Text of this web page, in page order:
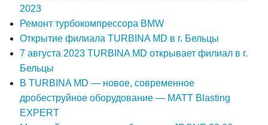
2023
Ремонт турбокомпрессора BMW
Открытие филиала TURBINA MD в г. Бельцы
7 августа 2023 TURBINA MD открывает филиал в г.
Бельцы
В TURBINA MD — новое, современное
дробеструйное оборудование — MATT Blasting
EXPERT